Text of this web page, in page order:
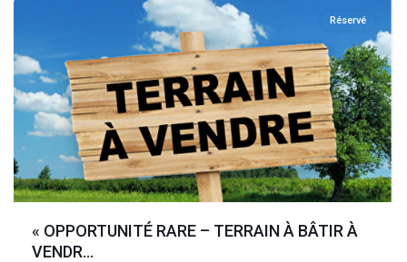
Réservé
« OPPORTUNITÉ RARE – TERRAIN À BÂTIR À
VENDR...